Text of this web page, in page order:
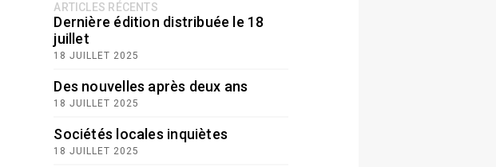
ARTICLES RÉCENTS
Dernière édition distribuée le 18
juillet
18 JUILLET 2025
Des nouvelles après deux ans
18 JUILLET 2025
Sociétés locales inquiètes
18 JUILLET 2025